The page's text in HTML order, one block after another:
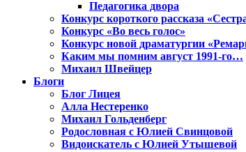
Педагогика двора
Конкурс короткого рассказа
Конкурс «Во весь голос»
Конкурс новой драматургии
Каким мы помним август 1991-го…
Михаил Швейцер
Блоги
Блог Лицея
Алла Нестеренко
Михаил Гольденберг
Родословная с Юлией Свинцовой
Видоискатель с Юлией Утышевой